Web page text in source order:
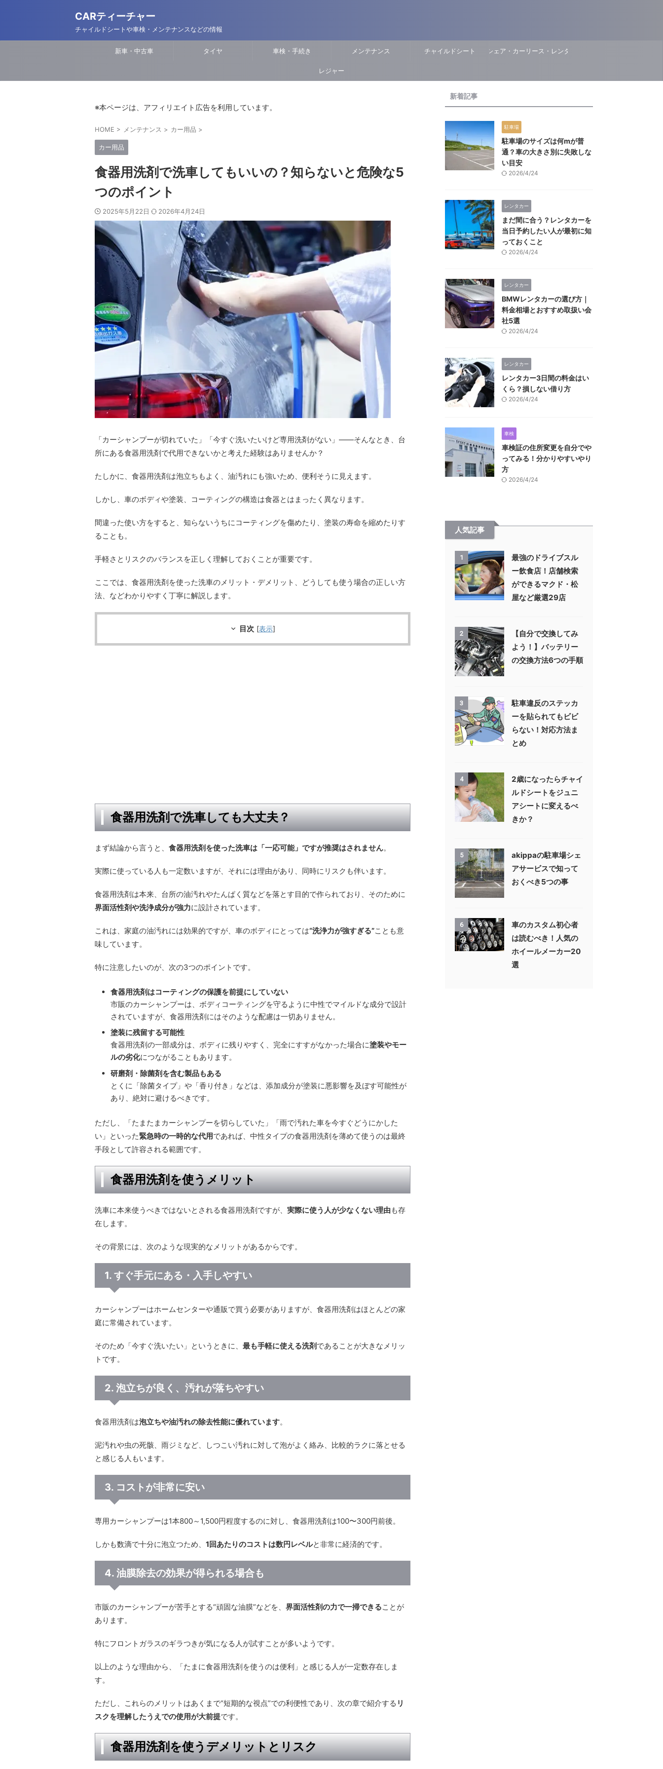
CARティーチャー
チャイルドシートや車検・メンテナンスなどの情報
新車・中古車 タイヤ 車検・手続き メンテナンス チャイルドシート カーシェア・カーリース・レンタカー
レジャー
※本ページは、アフィリエイト広告を利用しています。
HOME > メンテナンス > カー用品 >
カー用品
食器用洗剤で洗車してもいいの？知らないと危険な5
つのポイント
2025年5月22日 2026年4月24日
「カーシャンプーが切れていた」「今すぐ洗いたいけど専用洗剤がない」――そんなとき、台
所にある食器用洗剤で代用できないかと考えた経験はありませんか？
たしかに、食器用洗剤は泡立ちもよく、油汚れにも強いため、便利そうに見えます。
しかし、車のボディや塗装、コーティングの構造は食器とはまったく異なります。
間違った使い方をすると、知らないうちにコーティングを傷めたり、塗装の寿命を縮めたりす
ることも。
手軽さとリスクのバランスを正しく理解しておくことが重要です。
ここでは、食器用洗剤を使った洗車のメリット・デメリット、どうしても使う場合の正しい方
法、などわかりやすく丁寧に解説します。
目次 [表示]
食器用洗剤で洗車しても大丈夫？
まず結論から言うと、 食器用洗剤を使った洗車は「一応可能」ですが推奨はされません。
実際に使っている人も一定数いますが、それには理由があり、同時にリスクも伴います。
食器用洗剤は本来、台所の油汚れやたんぱく質などを落とす目的で作られており、そのために
界面活性剤や洗浄成分が強力に設計されています。
これは、家庭の油汚れには効果的ですが、車のボディにとっては“洗浄力が強すぎる”ことも意
味しています。
特に注意したいのが、次の3つのポイントです。
食器用洗剤はコーティングの保護を前提にしていない
市販のカーシャンプーは、ボディコーティングを守るように中性でマイルドな成分で設計
されていますが、食器用洗剤にはそのような配慮は一切ありません。
塗装に残留する可能性
食器用洗剤の一部成分は、ボディに残りやすく、完全にすすがなかった場合に塗装やモー
ルの劣化につながることもあります。
研磨剤・除菌剤を含む製品もある
とくに「除菌タイプ」や「香り付き」などは、添加成分が塗装に悪影響を及ぼす可能性が
あり、絶対に避けるべきです。
ただし、「たまたまカーシャンプーを切らしていた」「雨で汚れた車を今すぐどうにかした
い」といった緊急時の一時的な代用であれば、中性タイプの食器用洗剤を薄めて使うのは最終
手段として許容される範囲です。
食器用洗剤を使うメリット
洗車に本来使うべきではないとされる食器用洗剤ですが、 実際に使う人が少なくない理由 も存
在します。
その背景には、次のような現実的なメリットがあるからです。
1. すぐ手元にある・入手しやすい
カーシャンプーはホームセンターや通販で買う必要がありますが、食器用洗剤はほとんどの家
庭に常備されています。
そのため「今すぐ洗いたい」というときに、 最も手軽に使える洗剤であることが大きなメリッ
トです。
2. 泡立ちが良く、汚れが落ちやすい
食器用洗剤は泡立ちや油汚れの除去性能に優れています。
泥汚れや虫の死骸、雨ジミなど、しつこい汚れに対して泡がよく絡み、比較的ラクに落とせる
と感じる人もいます。
3. コストが非常に安い
専用カーシャンプーは1本800～1,500円程度するのに対し、食器用洗剤は100〜300円前後。
しかも数滴で十分に泡立つため、 1回あたりのコストは数円レベルと非常に経済的です。
4. 油膜除去の効果が得られる場合も
市販のカーシャンプーが苦手とする“頑固な油膜”などを、 界面活性剤の力で一掃できることが
あります。
特にフロントガラスのギラつきが気になる人が試すことが多いようです。
以上のような理由から、「たまに食器用洗剤を使うのは便利」と感じる人が一定数存在しま
す。
ただし、これらのメリットはあくまで“短期的な視点”での利便性であり、次の章で紹介する リ
スクを理解したうえでの使用が大前提です。
食器用洗剤を使うデメリットとリスク
新着記事
駐車場
駐車場のサイズは何mが普
通？車の大きさ別に失敗しな
い目安
2026/4/24
レンタカー
まだ間に合う？レンタカーを
当日予約したい人が最初に知
っておくこと
2026/4/24
レンタカー
BMWレンタカーの選び方｜
料金相場とおすすめ取扱い会
社5選
2026/4/24
レンタカー
レンタカー3日間の料金はい
くら？損しない借り方
2026/4/24
車検
車検証の住所変更を自分でや
ってみる！分かりやすいやり
方
2026/4/24
人気記事
1
最強のドライブスル
ー飲食店！店舗検索
ができるマクド・松
屋など厳選29店
2
【自分で交換してみ
よう！】バッテリー
の交換方法6つの手順
3
駐車違反のステッカ
ーを貼られてもビビ
らない！対応方法ま
とめ
4
2歳になったらチャイ
ルドシートをジュニ
アシートに変えるべ
きか？
5
akippaの駐車場シェ
アサービスで知って
おくべき5つの事
6
車のカスタム初心者
は読むべき！人気の
ホイールメーカー20
選